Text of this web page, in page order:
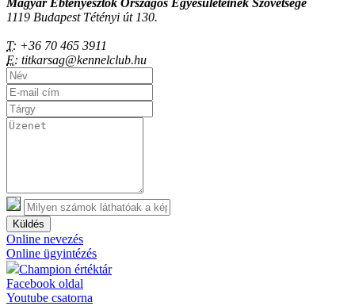
Magyar Ebtenyésztők Országos Egyesületeinek Szövetsége
1119 Budapest Tétényi út 130.
T: +36 70 465 3911
E: titkarsag@kennelclub.hu
Küldés
Online nevezés
Online ügyintézés
Champion értéktár
Facebook oldal
Youtube csatorna